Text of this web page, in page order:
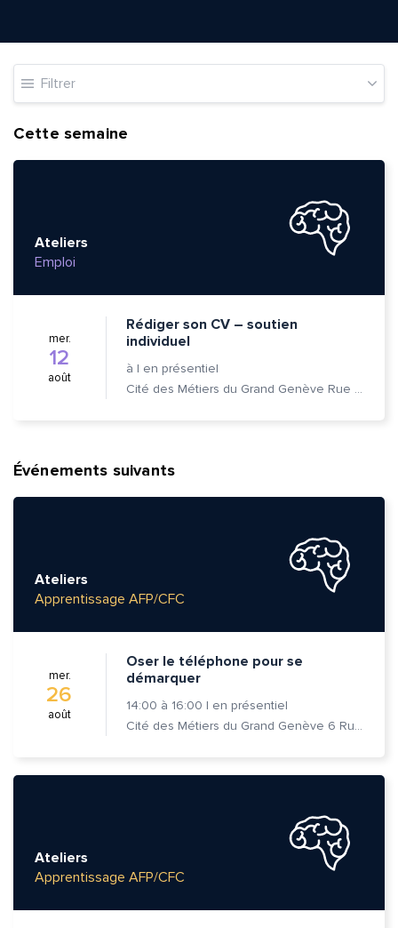
Filtrer
Cette semaine
Ateliers
Emploi
mer.
12
août
Rédiger son CV – soutien
individuel
à | en présentiel
Cité des Métiers du Grand Genève Rue Prévost-Martin 6 1205 Genève
Événements suivants
Ateliers
Apprentissage AFP/CFC
mer.
26
août
Oser le téléphone pour se
démarquer
14:00 à 16:00 | en présentiel
Cité des Métiers du Grand Genève 6 Rue Prévost-Martin 1205 Genève
Ateliers
Apprentissage AFP/CFC